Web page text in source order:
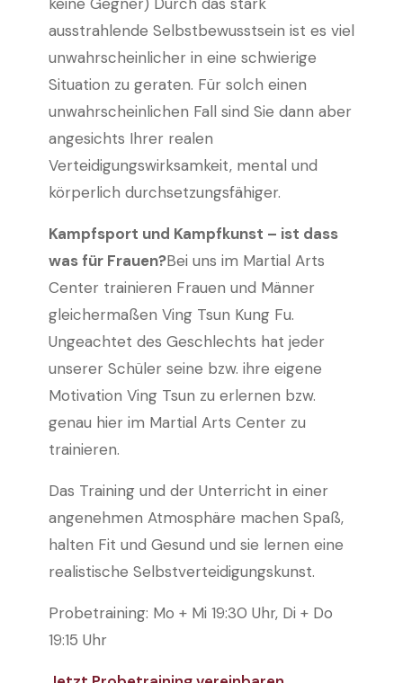
ausstrahlende Selbstbewusstsein ist es viel
unwahrscheinlicher in eine schwierige
Situation zu geraten. Für solch einen
unwahrscheinlichen Fall sind Sie dann aber
angesichts Ihrer realen
Verteidigungswirksamkeit, mental und
körperlich durchsetzungsfähiger.
Kampfsport und Kampfkunst – ist dass
was für Frauen?Bei uns im Martial Arts
Center trainieren Frauen und Männer
gleichermaßen Ving Tsun Kung Fu.
Ungeachtet des Geschlechts hat jeder
unserer Schüler seine bzw. ihre eigene
Motivation Ving Tsun zu erlernen bzw.
genau hier im Martial Arts Center zu
trainieren.
Das Training und der Unterricht in einer
angenehmen Atmosphäre machen Spaß,
halten Fit und Gesund und sie lernen eine
realistische Selbstverteidigungskunst.
Probetraining: Mo + Mi 19:30 Uhr, Di + Do
19:15 Uhr